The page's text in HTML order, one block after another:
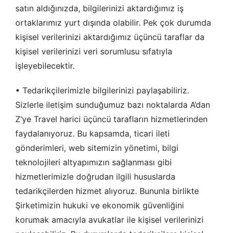
satın aldığınızda, bilgilerinizi aktardığımız iş
ortaklarımız yurt dışında olabilir. Pek çok durumda
kişisel verilerinizi aktardığımız üçüncü taraflar da
kişisel verilerinizi veri sorumlusu sıfatıyla
işleyebilecektir.
• Tedarikçilerimizle bilgilerinizi paylaşabiliriz.
Sizlerle iletişim sunduğumuz bazı noktalarda A’dan
Z’ye Travel harici üçüncü tarafların hizmetlerinden
faydalanıyoruz. Bu kapsamda, ticari ileti
gönderimleri, web sitemizin yönetimi, bilgi
teknolojileri altyapımızın sağlanması gibi
hizmetlerimizle doğrudan ilgili hususlarda
tedarikçilerden hizmet alıyoruz. Bununla birlikte
Şirketimizin hukuki ve ekonomik güvenliğini
korumak amacıyla avukatlar ile kişisel verilerinizi